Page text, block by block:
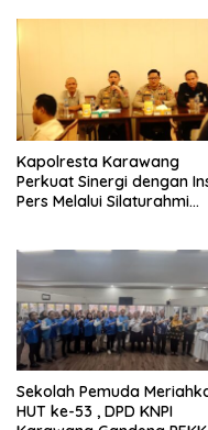
Kapolresta Karawang
Perkuat Sinergi dengan
Pers Melalui Silaturahmi
Sekolah Pemuda
HUT ke-53 , DPD KNPI